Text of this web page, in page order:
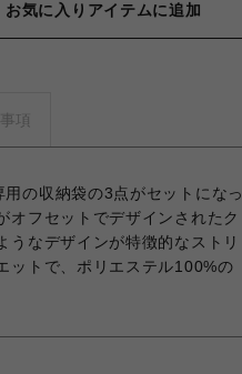
お気に入りアイテムに追加
項
の収納袋の3点がセットになっ
オフセットでデザインされたク
うなデザインが特徴的なストリ
ットで、ポリエステル100%の